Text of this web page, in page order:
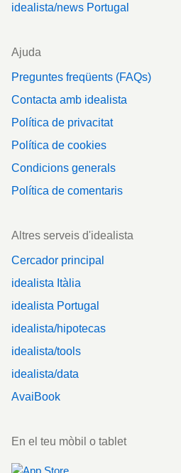
idealista/news Portugal
Ajuda
Preguntes freqüents (FAQs)
Contacta amb idealista
Política de privacitat
Política de cookies
Condicions generals
Política de comentaris
Altres serveis d'idealista
Cercador principal
idealista Itàlia
idealista Portugal
idealista/hipotecas
idealista/tools
idealista/data
AvaiBook
En el teu mòbil o tablet